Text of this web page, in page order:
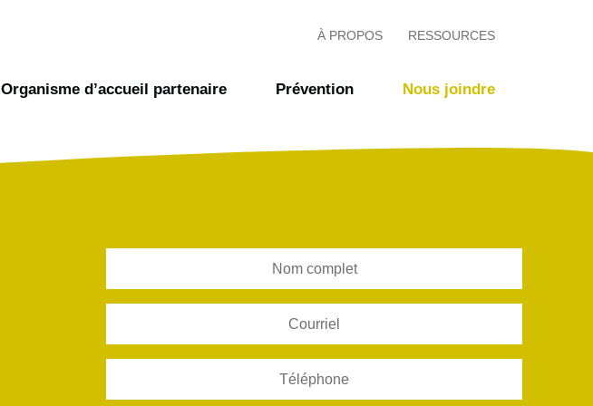
À PROPOS RESSOURCES
Organisme d’accueil partenaire Prévention Nous joindre